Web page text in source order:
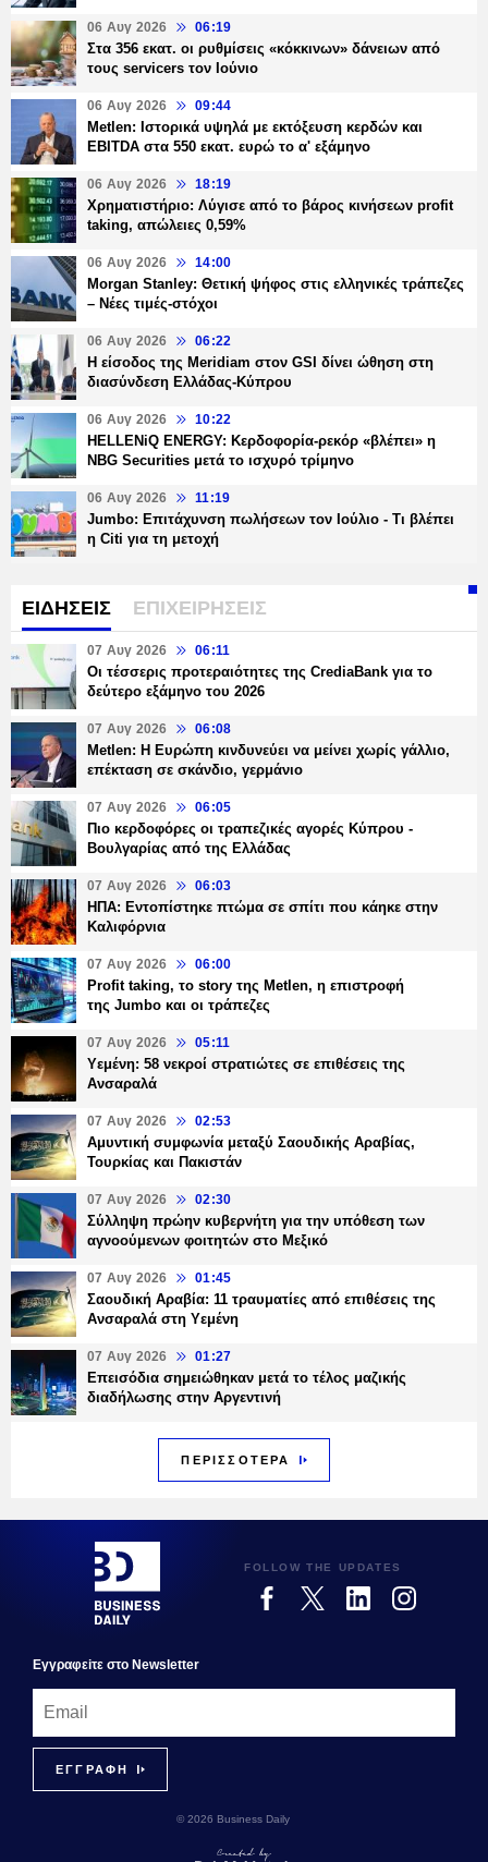
06 Αυγ 2026 06:19
Στα 356 εκατ. οι ρυθμίσεις «κόκκινων» δάνειων από
τους servicers τον Ιούνιο
06 Αυγ 2026 09:44
Metlen: Ιστορικά υψηλά με εκτόξευση κερδών και
EBITDA στα 550 εκατ. ευρώ το α' εξάμηνο
06 Αυγ 2026 18:19
Χρηματιστήριο: Λύγισε από το βάρος κινήσεων profit
taking, απώλειες 0,59%
06 Αυγ 2026 14:00
Morgan Stanley: Θετική ψήφος στις ελληνικές τράπεζες
– Νέες τιμές-στόχοι
06 Αυγ 2026 06:22
Η είσοδος της Meridiam στον GSI δίνει ώθηση στη
διασύνδεση Ελλάδας-Κύπρου
06 Αυγ 2026 10:22
HELLENiQ ENERGY: Κερδοφορία-ρεκόρ «βλέπει» η
NBG Securities μετά το ισχυρό τρίμηνο
06 Αυγ 2026 11:19
Jumbo: Επιτάχυνση πωλήσεων τον Ιούλιο - Τι βλέπει
η Citi για τη μετοχή
ΕΙΔΗΣΕΙΣ ΕΠΙΧΕΙΡΗΣΕΙΣ
07 Αυγ 2026 06:11
Οι τέσσερις προτεραιότητες της CrediaBank για το
δεύτερο εξάμηνο του 2026
07 Αυγ 2026 06:08
Metlen: Η Ευρώπη κινδυνεύει να μείνει χωρίς γάλλιο,
επέκταση σε σκάνδιο, γερμάνιο
07 Αυγ 2026 06:05
Πιο κερδοφόρες οι τραπεζικές αγορές Κύπρου -
Βουλγαρίας από της Ελλάδας
07 Αυγ 2026 06:03
ΗΠΑ: Εντοπίστηκε πτώμα σε σπίτι που κάηκε στην
Καλιφόρνια
07 Αυγ 2026 06:00
Profit taking, το story της Metlen, η επιστροφή
της Jumbo και οι τράπεζες
07 Αυγ 2026 05:11
Υεμένη: 58 νεκροί στρατιώτες σε επιθέσεις της
Ανσαραλά
07 Αυγ 2026 02:53
Αμυντική συμφωνία μεταξύ Σαουδικής Αραβίας,
Τουρκίας και Πακιστάν
07 Αυγ 2026 02:30
Σύλληψη πρώην κυβερνήτη για την υπόθεση των
αγνοούμενων φοιτητών στο Μεξικό
07 Αυγ 2026 01:45
Σαουδική Αραβία: 11 τραυματίες από επιθέσεις της
Ανσαραλά στη Υεμένη
07 Αυγ 2026 01:27
Επεισόδια σημειώθηκαν μετά το τέλος μαζικής
διαδήλωσης στην Αργεντινή
ΠΕΡΙΣΣΟΤΕΡΑ
FOLLOW THE UPDATES
Εγγραφεiτε στο Newsletter
© 2026 Business Daily